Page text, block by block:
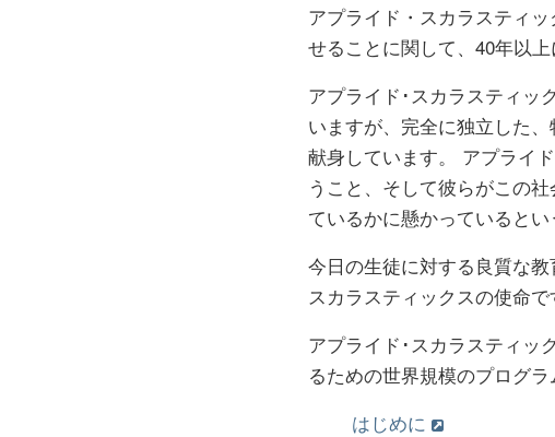
アプライド・スカラスティ
せることに関して、40年以
アプライド･スカラスティッ
いますが、完全に独立した
献身しています。 アプライ
うこと、そして彼らがこの
ているかに懸かっているとい
今日の生徒に対する良質な
スカラスティックスの使命で
アプライド･スカラスティッ
るための世界規模のプログ
はじめに